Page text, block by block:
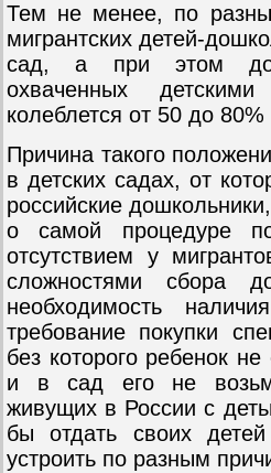
Тем не менее, по
мигрантских детей-
сад, а при этом
охваченных
колеблется от 50 до
Причина такого
в детских садах, от
российские
о самой процедуре
отсутствием у
сложностями сбора
необходимость
требование покупки
без которого ребенок
и в сад его не
живущих в России с
бы отдать своих
устроить по разным